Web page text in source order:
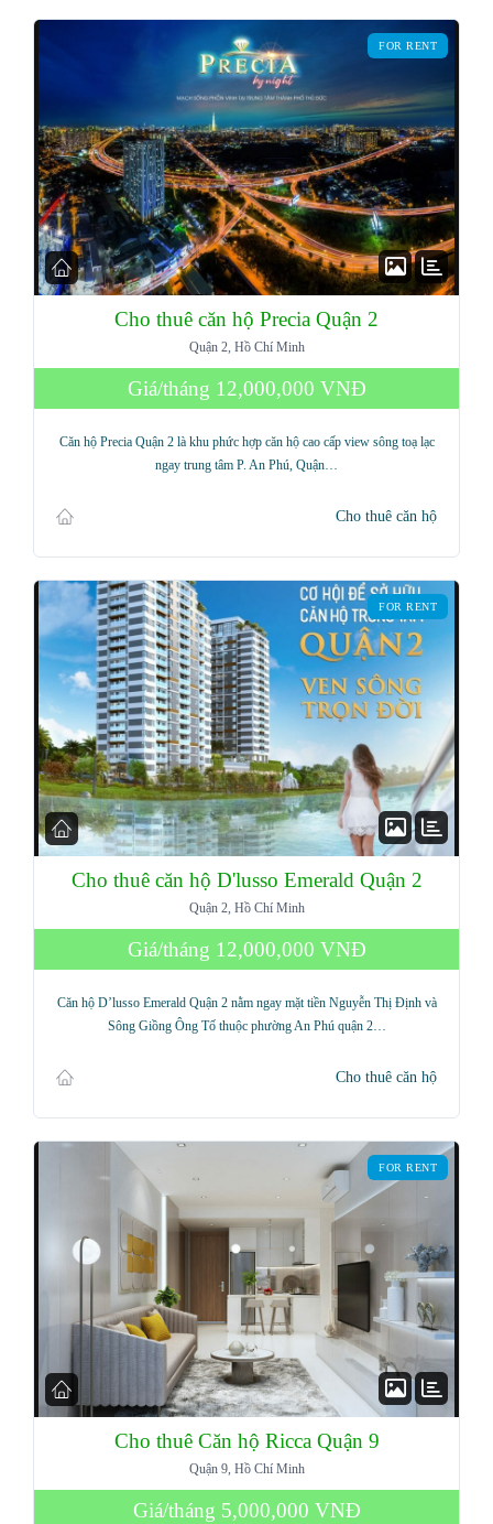
FOR RENT
Cho thuê căn hộ Precia Quận 2
Quận 2, Hồ Chí Minh
Giá/tháng 12,000,000 VNĐ
Căn hộ Precia Quận 2 là khu phức hợp căn hộ cao cấp view sông toạ lạc
ngay trung tâm P. An Phú, Quận…
Cho thuê căn hộ
FOR RENT
Cho thuê căn hộ D'lusso Emerald Quận 2
Quận 2, Hồ Chí Minh
Giá/tháng 12,000,000 VNĐ
Căn hộ D’lusso Emerald Quận 2 nằm ngay mặt tiền Nguyễn Thị Định và
Sông Giồng Ông Tố thuộc phường An Phú quận 2…
Cho thuê căn hộ
FOR RENT
Cho thuê Căn hộ Ricca Quận 9
Quận 9, Hồ Chí Minh
Giá/tháng 5,000,000 VNĐ
Log in
Don't have an account?Sign Up
Lost your password?